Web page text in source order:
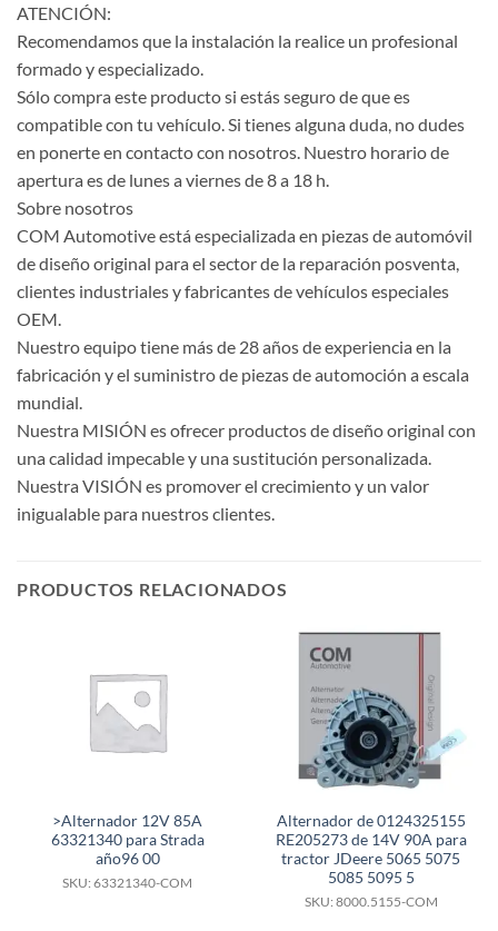
ATENCIÓN:
Recomendamos que la instalación la realice un profesional
formado y especializado.
Sólo compra este producto si estás seguro de que es
compatible con tu vehículo. Si tienes alguna duda, no dudes
en ponerte en contacto con nosotros. Nuestro horario de
apertura es de lunes a viernes de 8 a 18 h.
Sobre nosotros
COM Automotive está especializada en piezas de automóvil
de diseño original para el sector de la reparación posventa,
clientes industriales y fabricantes de vehículos especiales
OEM.
Nuestro equipo tiene más de 28 años de experiencia en la
fabricación y el suministro de piezas de automoción a escala
mundial.
Nuestra MISIÓN es ofrecer productos de diseño original con
una calidad impecable y una sustitución personalizada.
Nuestra VISIÓN es promover el crecimiento y un valor
inigualable para nuestros clientes.
PRODUCTOS RELACIONADOS
>Alternador 12V 85A
63321340 para Strada
año96 00
SKU: 63321340-COM
Alternador de 0124325155
RE205273 de 14V 90A para
tractor JDeere 5065 5075
5085 5095 5
SKU: 8000.5155-COM